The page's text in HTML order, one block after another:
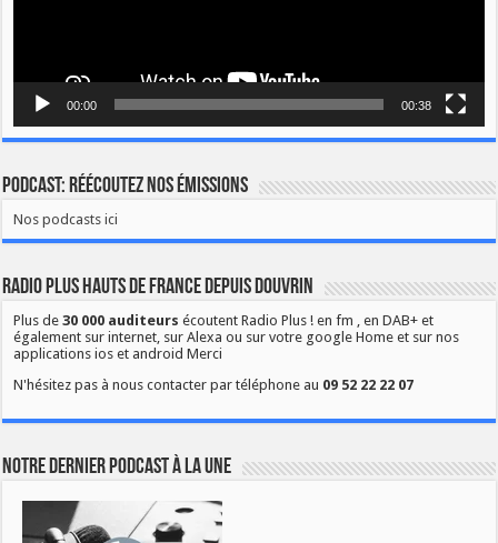
00:00 00:38
Podcast: Réécoutez nos émissions
Nos podcasts ici
Radio Plus Hauts de France depuis Douvrin
Plus de30 000 auditeurs écoutent Radio Plus ! en fm , en DAB+ et
également sur internet, sur Alexa ou sur votre google Home et sur nos
applications ios et android Merci
N'hésitez pas à nous contacter par téléphone au 09 52 22 22 07
Notre dernier podcast à la une